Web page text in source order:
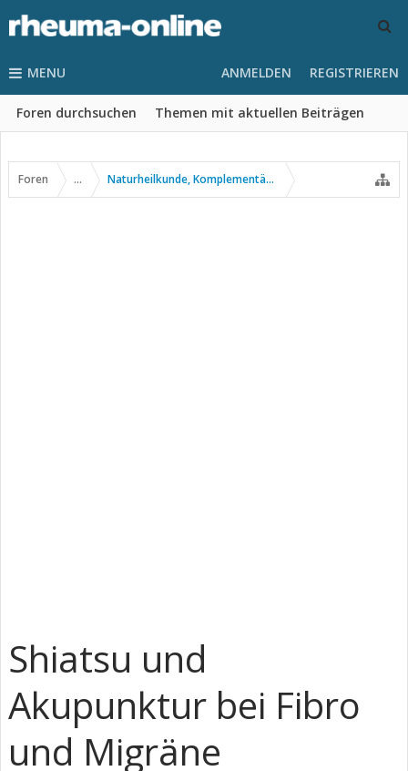
MENU
Foren durchsuchen Themen mit aktuellen Beiträgen
ANMELDEN REGISTRIEREN
Foren ... Naturheilkunde, Komplementär- u. Alternativmedizin
Shiatsu und
Akupunktur bei Fibro
und Migräne